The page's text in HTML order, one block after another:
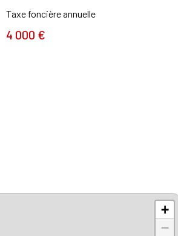
Taxe foncière annuelle
4 000 €
+
−